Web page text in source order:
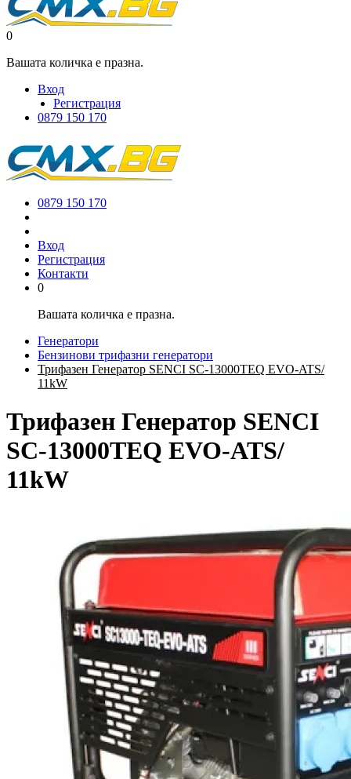
0
Вашата количка е празна.
Вход
Регистрация
0879 150 170
0879 150 170
Вход
Регистрация
Контакти
0
Вашата количка е празна.
Генератори
Бензинови трифазни генератори
Трифазен Генератор SENCI SC-13000TEQ EVO-ATS/
11kW
Трифазен Генератор SENCI
SC-13000TEQ EVO-ATS/
11kW